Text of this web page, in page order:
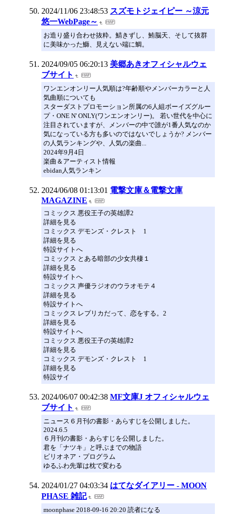
2024/11/06 23:48:53 スズモトジェイピー ～涼元
悠一WebPage～
お造り盛り合わせ抜粋。鯖きずし、鮪脳天、そして抜群
に美味かった鰤、見えない端に鯛。
2024/09/05 06:20:13 美郷あきオフィシャルウェ
ブサイト
ワンエンオンリー人気順は?年齢順やメンバーカラーと人
気曲順についても
スターダストプロモーション所属の6人組ボーイズグルー
プ・ONE N' ONLY(ワンエンオンリー)。 若い世代を中心に
注目されていますが、メンバーの中で誰が1番人気なのか
気になっている方も多いのではないでしょうか? メンバー
の人気ランキングや、人気の楽曲...
2024年9月4日
楽曲＆アーティスト情報
ebidan人気ランキン
2024/06/08 01:13:01 電撃文庫＆電撃文庫
MAGAZINE
コミックス 悪役王子の英雄譚2
詳細を見る
コミックス デモンズ・クレスト 1
詳細を見る
特設サイトへ
コミックス とある暗部の少女共棲１
詳細を見る
特設サイトへ
コミックス 声優ラジオのウラオモテ４
詳細を見る
特設サイトへ
コミックス レプリカだって、恋をする。2
詳細を見る
特設サイトへ
コミックス 悪役王子の英雄譚2
詳細を見る
コミックス デモンズ・クレスト 1
詳細を見る
特設サイ
2024/06/07 00:42:38 MF文庫J オフィシャルウェ
ブサイト
ニュース６月刊の書影・あらすじを公開しました。
2024.6.5
６月刊の書影・あらすじを公開しました。
君を「ナツキ」と呼ぶまでの物語
ビリオネア・プログラム
ゆるふわ先輩は枕で変わる
2024/01/27 04:03:34 はてなダイアリー - MOON
PHASE 雑記
moonphase 2018-09-16 20:20 読者になる